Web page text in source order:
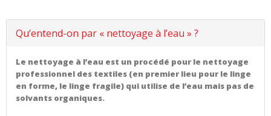
Qu’entend-on par « nettoyage à l’eau » ?
Le nettoyage à l’eau est un procédé pour le nettoyage
professionnel des textiles (en premier lieu pour le linge
en forme, le linge fragile) qui utilise de l’eau mais pas de
solvants organiques.